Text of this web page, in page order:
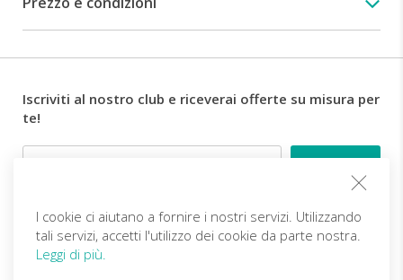
Iscriviti al nostro club e riceverai offerte su misura per
te!
Email
Follow us
I cookie ci aiutano a fornire i nostri servizi. Utilizzando
tali servizi, accetti l'utilizzo dei cookie da parte nostra.
Leggi di più.